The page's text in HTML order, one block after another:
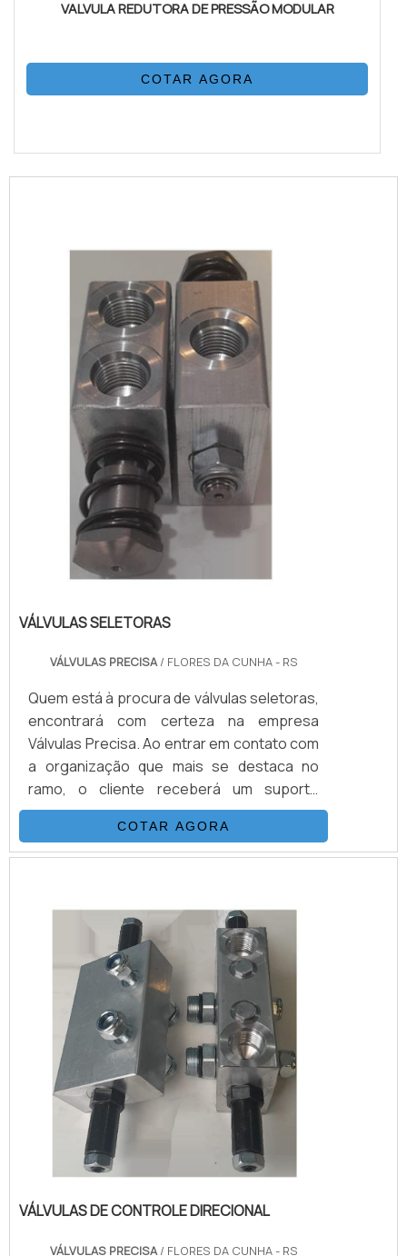
VALVULA REDUTORA DE PRESSÃO MODULAR
COTAR AGORA
VÁLVULAS SELETORAS
VÁLVULAS PRECISA/ FLORES DA CUNHA - RS
Quem está à procura de válvulas seletoras,
encontrará com certeza na empresa
Válvulas Precisa. Ao entrar em contato com
a organização que mais se destaca no
ramo, o cliente receberá um suporte
completo para sanar eventuais dúvidas
sobre o produto a ser adquirido.Quando o
quesito é válvulas seletoras, com a melhor
benefício e atendimento eficaz em todo o
COTAR AGORA
VÁLVULAS DE CONTROLE DIRECIONAL
VÁLVULAS PRECISA/ FLORES DA CUNHA - RS